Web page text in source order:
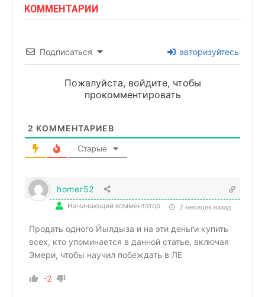
КОММЕНТАРИИ
Подписаться авторизуйтесь
Пожалуйста, войдите, чтобы
прокомментировать
2 КОММЕНТАРИЕВ
Старые
homer52
Начинающий комментатор 2 месяцев назад
Продать одного Йылдыза и на эти деньги купить
всех, кто упоминается в данной статье, включая
Эмери, чтобы научил побеждать в ЛЕ
-2